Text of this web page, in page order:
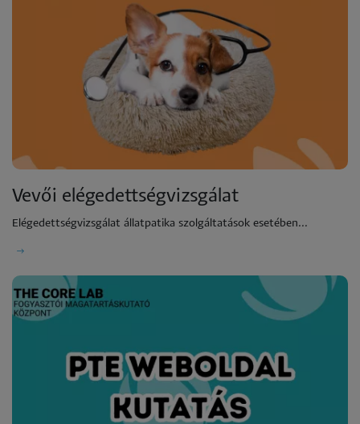
Vevői elégedettségvizsgálat
Elégedettségvizsgálat állatpatika szolgáltatások esetében...